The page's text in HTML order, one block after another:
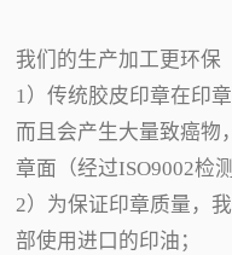
我们的生产加工更环保
1）传统胶皮印章在印
而且会产生大量致癌物
章面（经过ISO9002检
2）为保证印章质量，
部使用进口的印油；